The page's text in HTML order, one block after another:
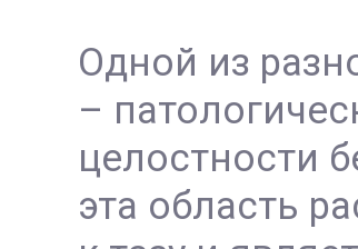
Одной из
–
целостности
эта область